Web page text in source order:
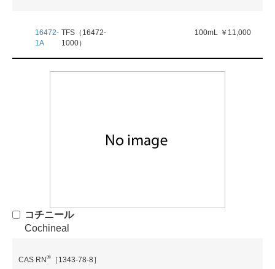
16472-
1A
TFS（16472-
1000）
100mL ￥11,000
コチニール
Cochineal
CAS RN® ［1343-78-8］